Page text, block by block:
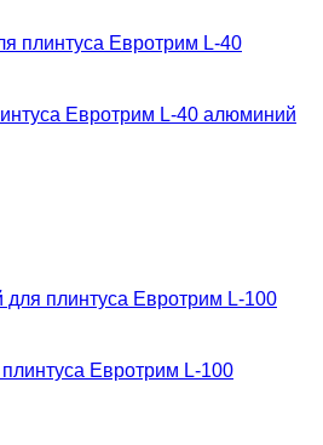
Евротрим L-40 алюминий
Евротрим L-100